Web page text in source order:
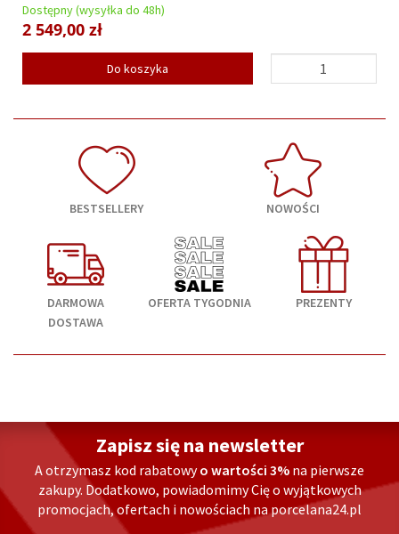
Dostępny (wysyłka do 48h)
2 549,00 zł
Do koszyka
BESTSELLERY NOWOŚCI
DARMOWA
DOSTAWA
OFERTA TYGODNIA PREZENTY
Zapisz się na newsletter
A otrzymasz kod rabatowyo wartości 3% na pierwsze
zakupy. Dodatkowo, powiadomimy Cię o wyjątkowych
promocjach, ofertach i nowościach na porcelana24.pl